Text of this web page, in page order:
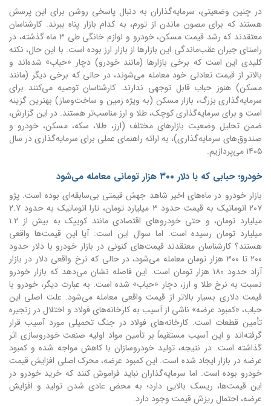
در چنین وضعیتی، سرمایه‌گذاران به دنبال پاسخی روشن برای این پرسش
هستند که برای مصون ماندن از تورم، به کدام بازار پناه ببرند. کارشناسان
معتقدند که رشد قیمت مسکن، خودرو و لوازم خانگی طی ۳ ماه گذشته، در
راستای جبران عقب‌ماندگی این بازارها از بازار ارز بوده است. با این حال، نکته
کلیدی این است که برخی بازارها (مانند خودرو) دچار «حباب» شده‌اند و
بالاتر از قیمت تعادلی خود معامله می‌شوند، در حالی که برخی دیگر (مانند
مسکن) هنوز حباب قابل توجهی ندارند. کارشناسان توصیه می‌کنند برای
سرمایه‌گذاری بزرگ، بازار مسکن (به ویژه زمین و ساخت‌وساز) بهترین گزینه
است و برای سرمایه‌گذاری کوچک، طلا و ارز مناسب‌تر هستند. در این گزارش،
ضمن تحلیل وضعیت بازارهای مختلف (ارز، طلا، سکه، مسکن، خودرو و
صندوق‌های سرمایه‌گذاری)، به ارائه راهنمای عملی برای سرمایه‌گذاری در سال
۱۴۰۵ می‌پردازیم.
خودرو؛ حبابی که با دلار ۳۰۰ هزار تومانی معامله می‌شود
بازار خودرو در ماه‌های اخیر شاهد جهش قیمتی بی‌سابقه‌ای بوده است. پژو
۲۰۷ اتوماتیک به قیمت حدود ۳ میلیارد تومان، تارا اتوماتیک به حدود ۲.۷
میلیارد تومان، و حتی خودروهای اقتصادی مانند کوییک به بیش از ۱.۲
میلیارد تومان رسیده است. اما سوال این است: آیا این قیمت‌ها واقعی
هستند؟ کارشناسان معتقدند قیمت‌های کنونی در بازار خودرو با دلار حدود
۲۰۰ تا ۳۰۰ هزار تومان معامله می‌شود، در حالی که نرخ واقعی دلار در بازار
آزاد حدود ۱۸۰ هزار تومان است. این فاصله نشان می‌دهد که بازار خودرو
نسبت به نرخ طلا و ارز، دچار «حباب» شده است. به عبارت دیگر، خودرو با
قیمت دلاری بسیار بالاتر از قیمت واقعی معامله می‌شود. علت اصلی این
حباب، «کمبود عرضه» ناشی از آسیب به کارخانه‌های فولاد و اختلال در زنجیره
تأمین قطعات است. کارخانه‌های فولاد در جنگ تحمیلی مورد آسیب قرار
گرفته‌اند و این آسیب مستقیماً بر تأمین مواد اولیه صنعت خودروسازی اثر
گذاشته است. در نتیجه، تولید خودروسازان با کاهش مواجه شده و کمبود
عرضه در بازار ایجاد شده است. این کمبود عرضه، محرک اصلی افزایش قیمت
خودرو بوده است. اما سرمایه‌گذاران نباید فراموش کنند که خرید خودرو در
این قیمت‌ها، ریسک بالایی دارد؛ به محض عادی شدن تولید و افزایش
عرضه، احتمال ریزش قیمت وجود دارد.